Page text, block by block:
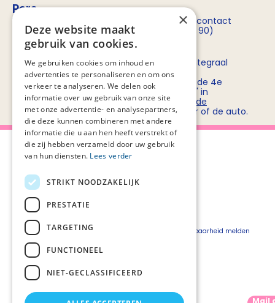
Pers
Voor persvragen over Stichting PZNL kun je contact
opnemen metRob Bruntink(06 - 55 52 72 90)
Routebeschrijving
Stichting PZNL deelt het kantoor met het Integraal
Kankercentrum Nederland (IKNL). Ons
kantoor/vergadercentrum bevindt zich op de 4e
verdieping van kantoorgebouw 'De Utrecht' in
winkelcentrum Hoog Catharijne. Bekijk
hier de
routebeschrijvingenvoor openbaar vervoer of de auto.
Over Palliaweb
Over PZNL
Pers
Vacatures
Webshop
Privacyverklaring
Beveiligingskwetsbaarheid melden
Mail
×
Deze website maakt
gebruik van cookies.
We gebruiken cookies om inhoud en
advertenties te personaliseren en om ons
verkeer te analyseren. We delen ook
informatie over uw gebruik van onze site
met onze advertentie- en analysepartners,
die deze kunnen combineren met andere
informatie die u aan hen heeft verstrekt of
die zij hebben verzameld door uw gebruik
van hun diensten. Lees verder
STRIKT NOODZAKELIJK
PRESTATIE
TARGETING
FUNCTIONEEL
NIET-GECLASSIFICEERD